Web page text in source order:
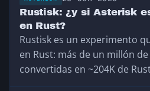
Rustisk: ¿y si Asterisk
en Rust?
Rustisk es un experimento
en Rust: más de un millón
convertidas en ~204K de